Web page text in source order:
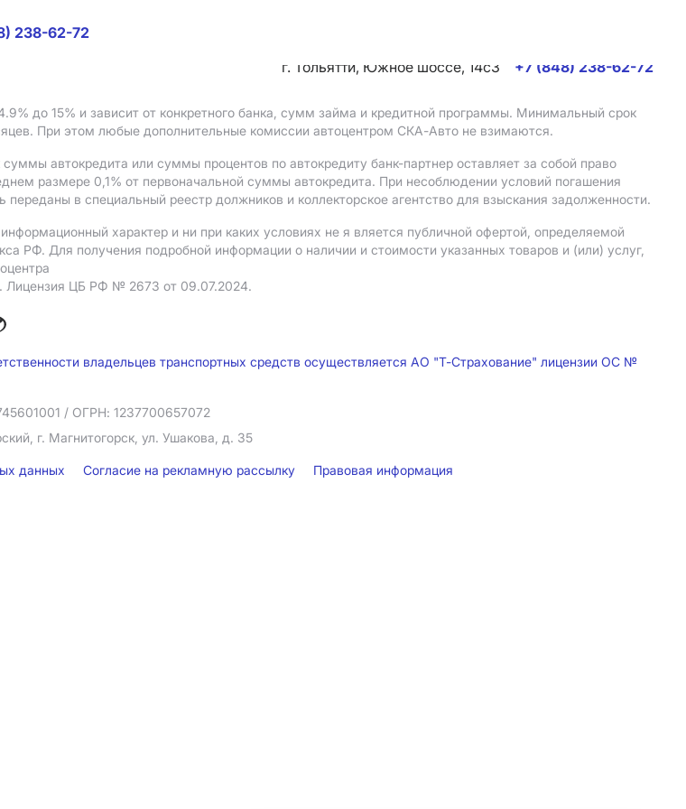
238-62-72
г. Тольятти, Южное шоссе, 14с3
+7 (848) 238-62-72
до 15% и зависит от конкретного банка, сумм займа и кредитной программы. Минимальный срок
При этом любые дополнительные комиссии автоцентром СКА-Авто не взимаются.
автокредита или суммы процентов по автокредиту банк-партнер оставляет за собой право
размере 0,1% от первоначальной суммы автокредита. При несоблюдении условий погашения
в специальный реестр должников и коллекторское агентство для взыскания задолженности.
характер и ни при каких условиях не я вляется публичной офертой, определяемой
РФ. Для получения подробной информации о наличии и стоимости указанных товаров и (или) услуг,
Лицензия ЦБ РФ № 2673 от 09.07.2024.
владельцев транспортных средств осуществляется АО "Т-Страхование" лицензии ОС №
/ ОГРН: 1237700657072
г. Магнитогорск, ул. Ушакова, д. 35
данных Согласие на рекламную рассылку Правовая информация